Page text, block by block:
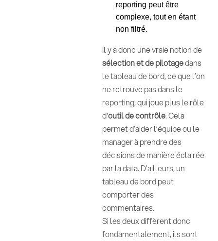
reporting peut être
complexe, tout en étant
non filtré.
Il y a donc une vraie notion de
sélection et de pilotagedans
le tableau de bord, ce que l’on
ne retrouve pas dans le
reporting, qui joue plus le rôle
d'outil de contrôle. Cela
permet d’aider l’équipe ou le
manager à prendre des
décisions de manière éclairée
par la data. D’ailleurs, un
tableau de bord peut
comporter des
commentaires.
Si les deux diffèrent donc
fondamentalement, ils sont